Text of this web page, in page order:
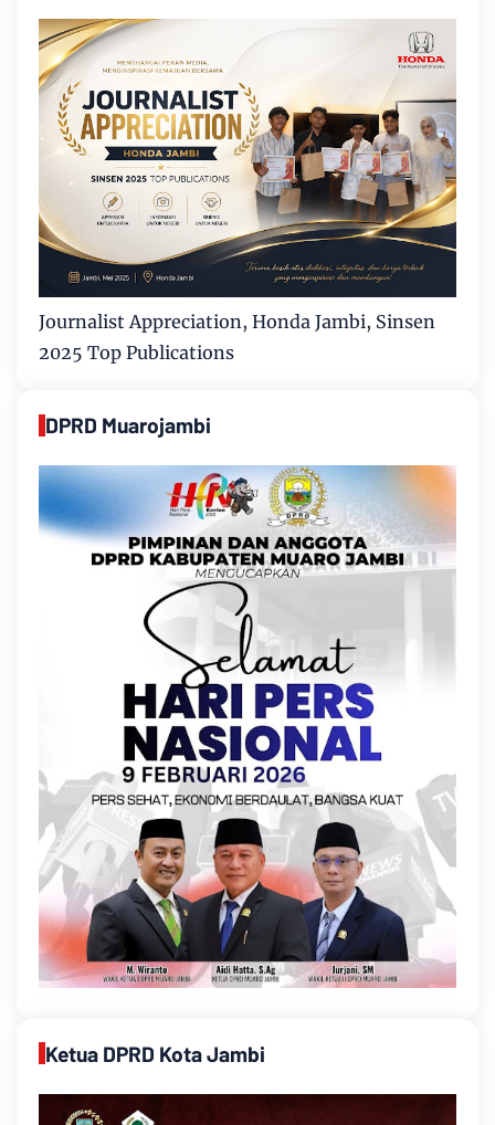
Journalist Appreciation, Honda Jambi, Sinsen
2025 Top Publications
DPRD Muarojambi
Ketua DPRD Kota Jambi